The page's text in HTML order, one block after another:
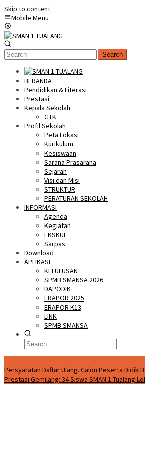
Skip to content
Mobile Menu
Search
BERANDA
Pendidikan & Literasi
Prestasi
Kepala Sekolah
GTK
Profil Sekolah
Peta Lokasi
Kurikulum
Kesiswaan
Sarana Prasarana
Sejarah
Visi dan Misi
STRUKTUR
PERATURAN SEKOLAH
INFORMASI
Agenda
Kegiatan
EKSKUL
Sarpas
Download
APLIKASI
KELULUSAN
SPMB SMANSA 2026
DAPODIK
ERAPOR 2025
ERAPOR K13
LINK
SPMB SMANSA
Persyaratan Daftar Ulang. Calon Peserta Didik
Prestasi Gemilang: 34 Siswa SMAN 1 Tualang